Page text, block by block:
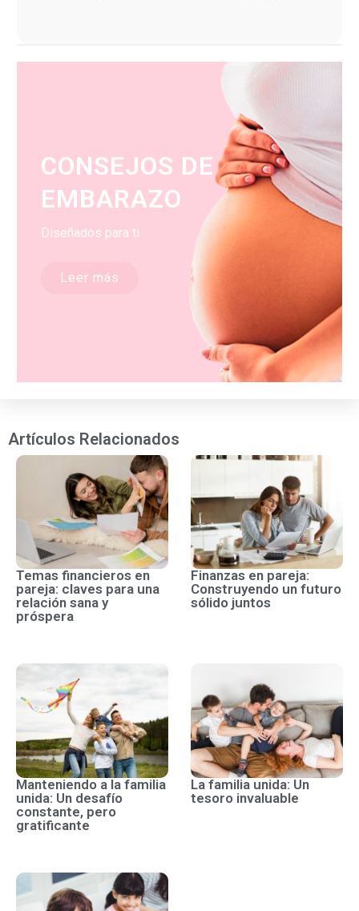
CONSEJOS DE
EMBARAZO
Diseñados para ti
Leer más
Artículos Relacionados
Temas financieros en
pareja: claves para una
relación sana y
próspera
Finanzas en pareja:
Construyendo un futuro
sólido juntos
Manteniendo a la familia
unida: Un desafío
constante, pero
gratificante
La familia unida: Un
tesoro invaluable